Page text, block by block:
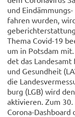
und
fah­ren wur­den,
Thema Covid-​19
um in Pots­dam
det das
und Ge­sund­heit
die
burg (LGB) wird
ak­ti­vie­ren. Zum
Corona-​